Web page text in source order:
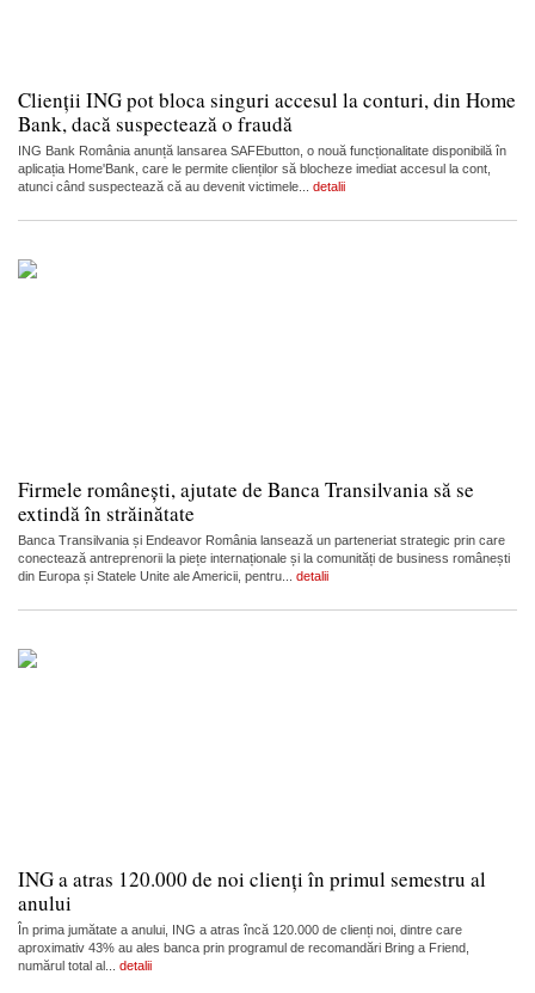
Clienții ING pot bloca singuri accesul la conturi, din Home
Bank, dacă suspectează o fraudă
ING Bank România anunță lansarea SAFEbutton, o nouă funcționalitate disponibilă în
aplicația Home'Bank, care le permite clienților să blocheze imediat accesul la cont,
atunci când suspectează că au devenit victimele... detalii
Firmele românești, ajutate de Banca Transilvania să se
extindă în străinătate
Banca Transilvania și Endeavor România lansează un parteneriat strategic prin care
conectează antreprenorii la piețe internaționale și la comunități de business românești
din Europa și Statele Unite ale Americii, pentru... detalii
ING a atras 120.000 de noi clienți în primul semestru al
anului
În prima jumătate a anului, ING a atras încă 120.000 de clienți noi, dintre care
aproximativ 43% au ales banca prin programul de recomandări Bring a Friend,
numărul total al... detalii